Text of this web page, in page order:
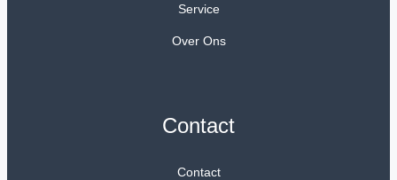
Service
Over Ons
Contact
Contact